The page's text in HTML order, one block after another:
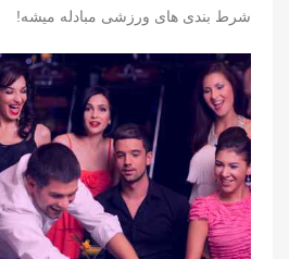
شرط بندی های ورزشی مبادله میشه!